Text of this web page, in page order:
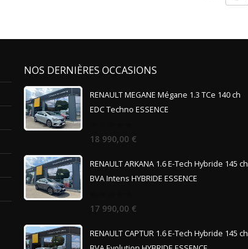
NOS DERNIÈRES OCCASIONS
RENAULT MEGANE Mégane 1.3 TCe 140 ch
EDC Techno ESSENCE
0
out
18 990,00 €
RENAULT ARKANA 1.6 E-Tech Hybride 145 ch
BVA Intens HYBRIDE ESSENCE
0
out
17 990,00 €
RENAULT CAPTUR 1.6 E-Tech Hybride 145 ch